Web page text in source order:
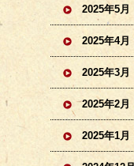
2025年5月
2025年4月
2025年3月
2025年2月
2025年1月